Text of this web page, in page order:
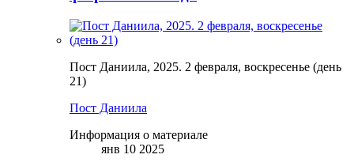
Пост Даниила, 2025. 2 февраля, воскресенье (день
21)
Пост Даниила
Информация о материале
янв 10 2025